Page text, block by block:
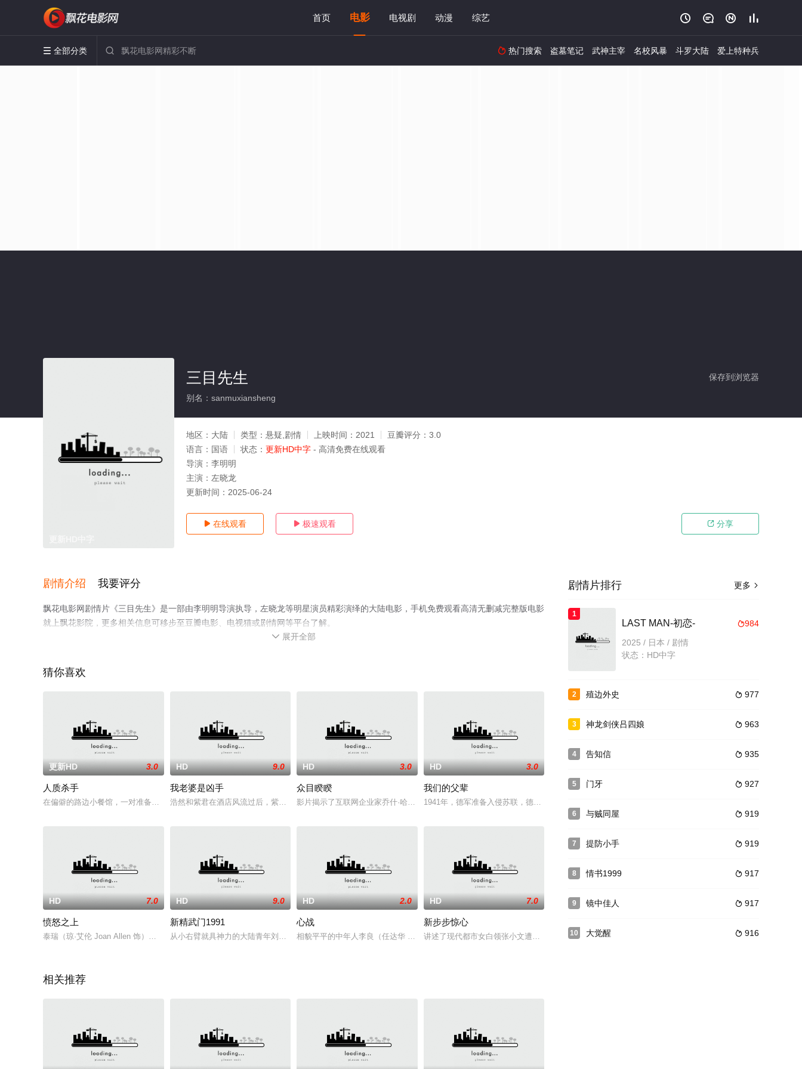
首页 电影 电视剧 动漫 综艺    
 全部分类   热门搜索 盗墓笔记 武神主宰 名校风暴 斗罗大陆 爱上特种兵
保存到浏览器
三目先生
别名：sanmuxiansheng
地区： 大陆 类型： 悬疑,剧情 上映时间： 2021 豆瓣评分： 3.0
语言： 国语 状态： 更新HD中字 - 高清免费在线观看
导演： 李明明
主演： 左晓龙
更新时间： 2025-06-24
 在线观看  极速观看  分享
剧情介绍 我要评分
飘花电影网剧情片《三目先生》是一部由李明明导演执导，左晓龙等明星演员精彩演绎的大陆电影，手机免费观看高清无删减完整版电影
就上飘花影院，更多相关信息可移步至豆瓣电影、电视猫或剧情网等平台了解。
 展开全部
猜你喜欢
更新HD 3.0
人质杀手
在偏僻的路边小餐馆，一对准备离家出走的情侣，一个抠门的老板，一个普通的老男人，一个胆小的警察，一个餐厅的女服务生
HD 9.0
我老婆是凶手
浩然和紫君在酒店风流过后，紫君表示不能容忍这种关系，扬言要杀了其妻子蔼玲，而在浩然出差回来后，紫君已死，而紫君前
HD 3.0
众目睽睽
影片揭示了互联网企业家乔什·哈里斯的生活，并深入分析他在过去十年里是如何发家的。
HD 3.0
我们的父辈
1941年，德军准备入侵苏联，德国男青年Wilhelm和他的弟弟Friedhelm响应希特勒的号召应征入伍，即将
HD 7.0
愤怒之上
泰瑞（琼·艾伦 Joan Allen 饰）曾经也有过美满的家庭和幸福的人生，可是，酗酒的恶习让她的脾气愈发暴躁，
HD 9.0
新精武门1991
从小右臂就具神力的大陆青年刘晶来港不久便接连遭遇倒霉事，先是钱包被偷，而后行李也遭人抢劫，不过也因此结识放荡不羁
HD 2.0
心战
相貌平平的中年人李良（任达华 饰）行走在熙熙攘攘的闹市街头，平凡无奇的外表无法引起任何人的注意，然而他的内心却深
HD 7.0
新步步惊心
讲述了现代都市女白领张小文遭遇意外后，穿越回清朝成为一个叫马尔泰若曦的格格。在陌生的古代宫廷之中
相关推荐
更多 
剧情片排行
1
984
LAST MAN-初恋-
2025 / 日本 / 剧情
状态：HD中字
2  977
殖边外史
3  963
神龙剑侠吕四娘
4  935
告知信
5  927
门牙
6  919
与贼同屋
7  919
提防小手
8  917
情书1999
9  917
镜中佳人
10  916
大觉醒